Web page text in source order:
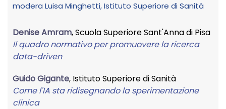
modera Luisa Minghetti, Istituto Superiore di Sanità
Denise Amram, Scuola Superiore Sant'Anna di Pisa
Il quadro normativo per promuovere la ricerca
data-driven
Guido Gigante, Istituto Superiore di Sanità
Come l'IA sta ridisegnando la sperimentazione
clinica